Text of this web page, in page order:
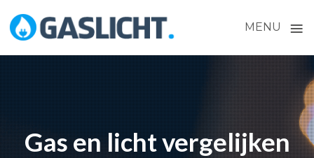
MENU ≡
Skip
to
content
Gas en licht vergelijken